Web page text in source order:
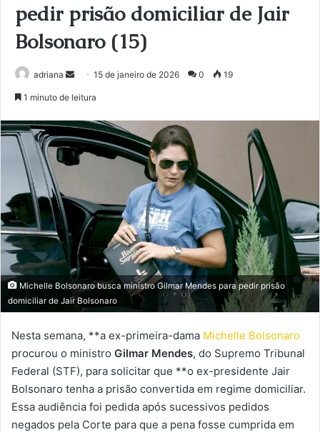
pedir prisão domiciliar de Jair
Bolsonaro (15)
adriana
Mande
mail
15 de janeiro de 2026 0 19
1 minuto de leitura
Michelle Bolsonaro busca ministro Gilmar Mendes para pedir prisão
domiciliar de Jair Bolsonaro
Nesta semana, **a ex-primeira-dama Michelle Bolsonaro
procurou o ministro Gilmar Mendes, do Supremo Tribunal
Federal (STF), para solicitar que **o ex-presidente Jair
Bolsonaro tenha a prisão convertida em regime domiciliar.
Essa audiência foi pedida após sucessivos pedidos
negados pela Corte para que a pena fosse cumprida em